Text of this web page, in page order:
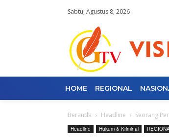
Sabtu, Agustus 8, 2026
HOME REGIONAL
Beranda Headline Seorang
Headline Hukum & Kriminal